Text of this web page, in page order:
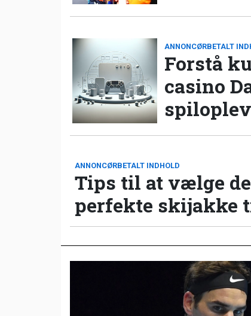
ANNONCØRBETALT
Forstå
casino
ANNONCØRBETALT INDHOLD
Tips til at vælge
perfekte skijakke